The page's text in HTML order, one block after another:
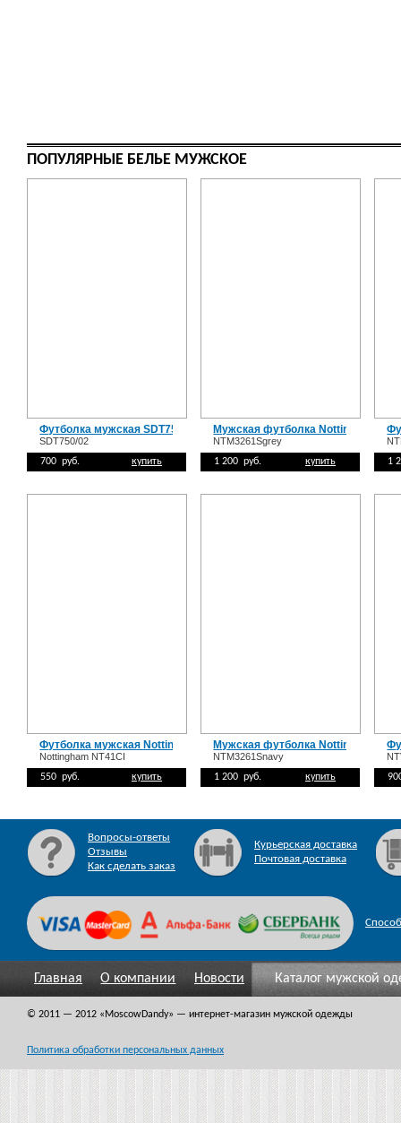
ПОПУЛЯРНЫЕ БЕЛЬЕ МУЖСКОЕ
Футболка мужская SDT750/02
SDT750/02
700 руб.
купить
Футболка мужская Nottingham NT41CI
Nottingham NT41CI
550 руб.
купить
Мужская футболка Nottingham
NTM3261Sgrey
1 200 руб.
купить
Мужская футболка Nottingham
NTM3261Snavy
1 200 руб.
купить
1
Вопросы-ответы
Отзывы
Как сделать заказ
Курьерская доставка
Почтовая доставка
Главная О компании Новости Каталог мужской
© 2011 — 2012 «MoscowDandy» — интернет-магазин мужской одежды
Политика обработки персональных данных